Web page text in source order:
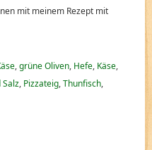
mit meinem Rezept mit
,grüne Oliven, Hefe, Käse,
, Pizzateig,Thunfisch,